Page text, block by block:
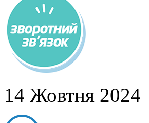
14 Жовтня 2024